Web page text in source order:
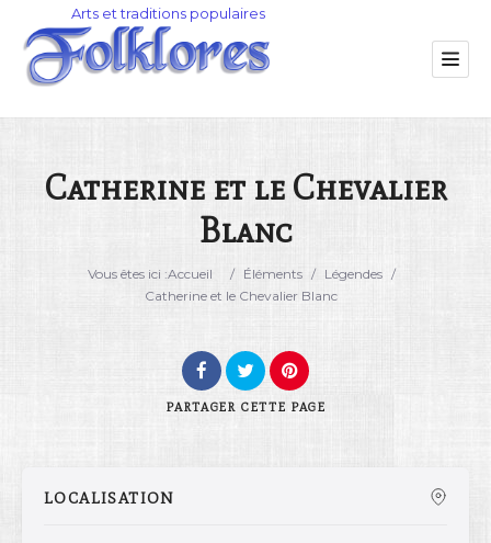
Catherine et le Chevalier
Blanc
Vous êtes ici :Accueil / Éléments / Légendes /
Catherine et le Chevalier Blanc
PARTAGER CETTE PAGE
LOCALISATION